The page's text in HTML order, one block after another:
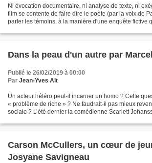
Ni évocation documentaire, ni analyse de texte, ni
film se contente de faire dire le poète (par la voix de
parler les témoins, à la manière d'une enquête fictive
Dans la peau d'un autre par
Publié le 26/02/2019 à 00:00
Par Jean-Yves Alt
Un acteur hétéro peut-il incarner un homo ? Cette
« problème de riche » ? Ne faudrait-il pas mieux
sociale ? L’été dernier la comédienne Scarlett
Carson McCullers, un cœur de
Josyane Savigneau